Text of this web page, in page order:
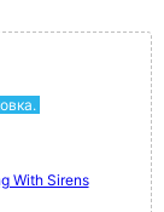
With Sirens